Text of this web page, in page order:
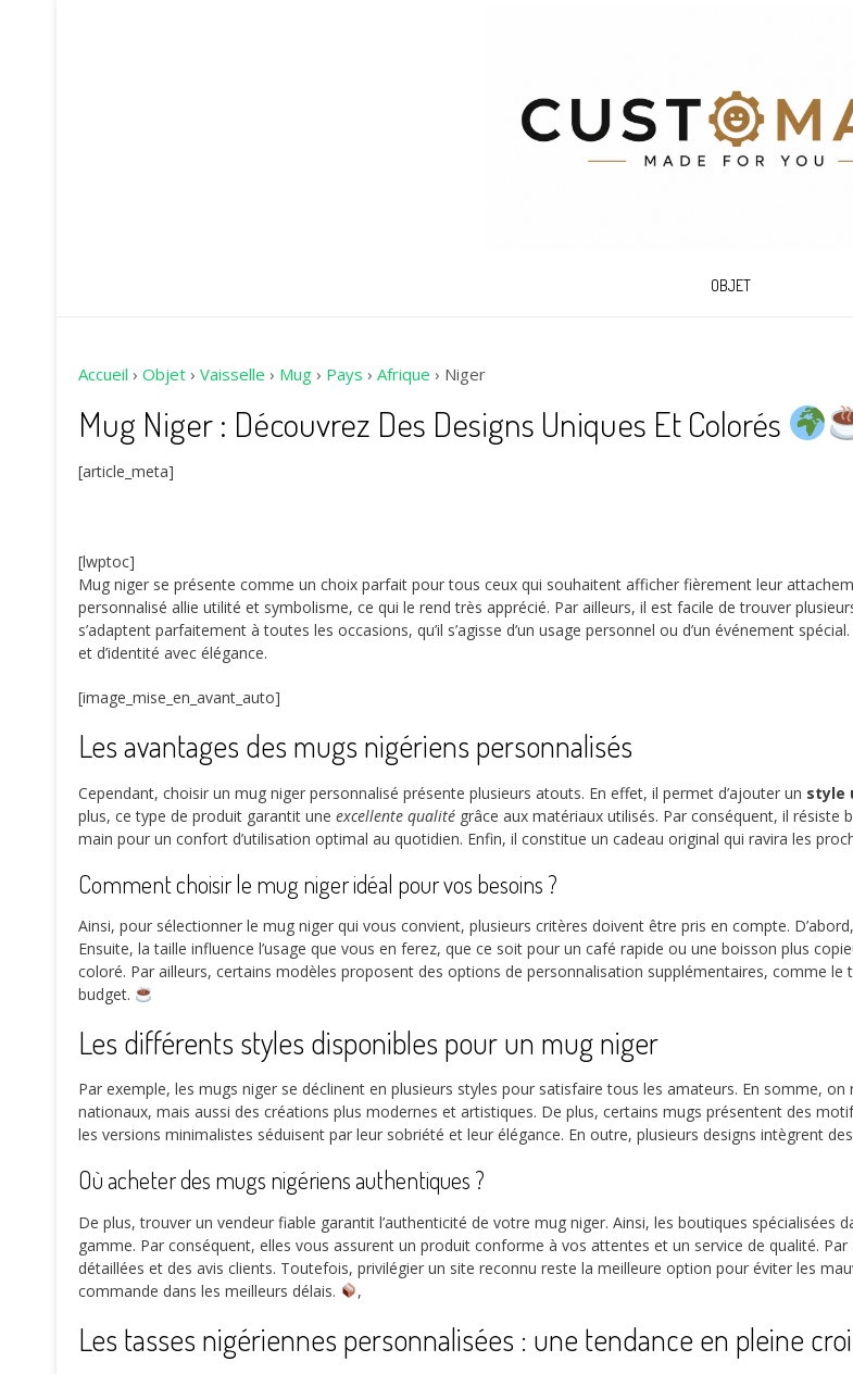
OBJET
Accueil › Objet › Vaisselle › Mug › Pays › Afrique › Niger
Mug Niger : Découvrez Des Designs Uniques Et Colorés
[article_meta]
[lwptoc]
Mug niger se présente comme un choix parfait pour tous ceux qui souhaitent afficher fièrement leur
personnalisé allie utilité et symbolisme, ce qui le rend très apprécié. Par ailleurs, il est facile de trouver
s’adaptent parfaitement à toutes les occasions, qu’il s’agisse d’un usage personnel ou d’un événement
et d’identité avec élégance.
[image_mise_en_avant_auto]
Les avantages des mugs nigériens personnalisés
Cependant, choisir un mug niger personnalisé présente plusieurs atouts. En effet, il permet d’ajouter un style
plus, ce type de produit garantit une excellente qualité grâce aux matériaux utilisés. Par conséquent, il
main pour un confort d’utilisation optimal au quotidien. Enfin, il constitue un cadeau original qui ravira les
Comment choisir le mug niger idéal pour vos besoins ?
Ainsi, pour sélectionner le mug niger qui vous convient, plusieurs critères doivent être pris en compte.
Ensuite, la taille influence l’usage que vous en ferez, que ce soit pour un café rapide ou une boisson plus
coloré. Par ailleurs, certains modèles proposent des options de personnalisation supplémentaires, comme
budget.
Les différents styles disponibles pour un mug niger
Par exemple, les mugs niger se déclinent en plusieurs styles pour satisfaire tous les amateurs. En somme,
nationaux, mais aussi des créations plus modernes et artistiques. De plus, certains mugs présentent des
les versions minimalistes séduisent par leur sobriété et leur élégance. En outre, plusieurs designs intègrent
Où acheter des mugs nigériens authentiques ?
De plus, trouver un vendeur fiable garantit l’authenticité de votre mug niger. Ainsi, les boutiques spécialisées
gamme. Par conséquent, elles vous assurent un produit conforme à vos attentes et un service de qualité.
détaillées et des avis clients. Toutefois, privilégier un site reconnu reste la meilleure option pour éviter les
commande dans les meilleurs délais.
,
Les tasses nigériennes personnalisées : une tendance en pleine